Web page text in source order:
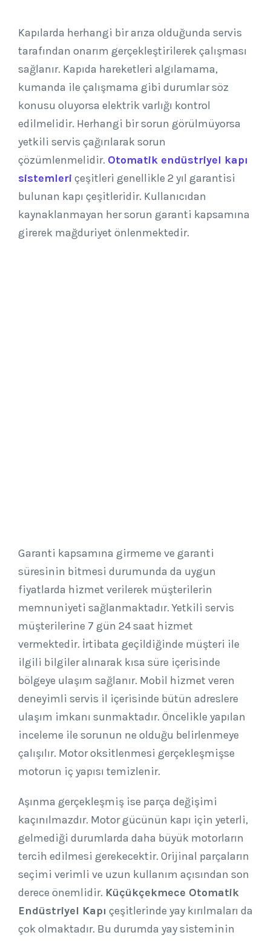
Kapılarda herhangi bir arıza olduğunda servis
tarafından onarım gerçekleştirilerek çalışması
sağlanır. Kapıda hareketleri algılamama,
kumanda ile çalışmama gibi durumlar söz
konusu oluyorsa elektrik varlığı kontrol
edilmelidir. Herhangi bir sorun görülmüyorsa
yetkili servis çağırılarak sorun
çözümlenmelidir. Otomatik endüstriyel kapı
sistemleri çeşitleri genellikle 2 yıl garantisi
bulunan kapı çeşitleridir. Kullanıcıdan
kaynaklanmayan her sorun garanti kapsamına
girerek mağduriyet önlenmektedir.
Garanti kapsamına girmeme ve garanti
süresinin bitmesi durumunda da uygun
fiyatlarda hizmet verilerek müşterilerin
memnuniyeti sağlanmaktadır. Yetkili servis
müşterilerine 7 gün 24 saat hizmet
vermektedir. İrtibata geçildiğinde müşteri ile
ilgili bilgiler alınarak kısa süre içerisinde
bölgeye ulaşım sağlanır. Mobil hizmet veren
deneyimli servis il içerisinde bütün adreslere
ulaşım imkanı sunmaktadır. Öncelikle yapılan
inceleme ile sorunun ne olduğu belirlenmeye
çalışılır. Motor oksitlenmesi gerçekleşmişse
motorun iç yapısı temizlenir.
Aşınma gerçekleşmiş ise parça değişimi
kaçınılmazdır. Motor gücünün kapı için yeterli,
gelmediği durumlarda daha büyük motorların
tercih edilmesi gerekecektir. Orijinal parçaların
seçimi verimli ve uzun kullanım açısından son
derece önemlidir. Küçükçekmece Otomatik
Endüstriyel Kapı çeşitlerinde yay kırılmaları da
çok olmaktadır. Bu durumda yay sisteminin